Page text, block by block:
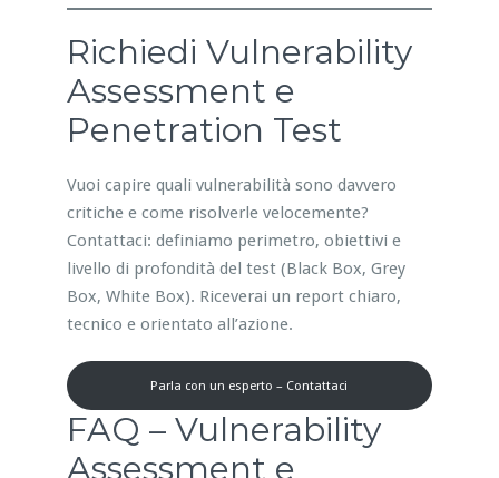
Richiedi Vulnerability
Assessment e
Penetration Test
Vuoi capire quali vulnerabilità sono davvero
critiche e come risolverle velocemente?
Contattaci: definiamo perimetro, obiettivi e
livello di profondità del test (Black Box, Grey
Box, White Box). Riceverai un report chiaro,
tecnico e orientato all’azione.
Parla con un esperto – Contattaci
FAQ – Vulnerability
Assessment e